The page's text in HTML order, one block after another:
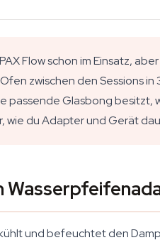
Flow schon im Einsatz,
zwischen den Sessions
passende Glasbong besitzt,
wie du Adapter und Gerät
und befeuchtet den